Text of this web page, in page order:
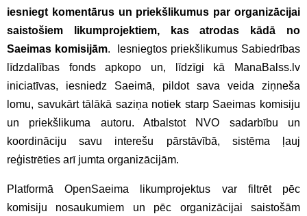
iesniegt komentārus un priekšlikumus par organizācijai
saistošiem likumprojektiem, kas atrodas kādā no
Saeimas komisijām. Iesniegtos priekšlikumus Sabiedrības
līdzdalības fonds apkopo un, līdzīgi kā ManaBalss.lv
iniciatīvas, iesniedz Saeimā, pildot sava veida ziņneša
lomu, savukārt tālākā saziņa notiek starp Saeimas komisiju
un priekšlikuma autoru. Atbalstot NVO sadarbību un
koordināciju savu interešu pārstāvībā, sistēma ļauj
reģistrēties arī jumta organizācijām.
Platformā OpenSaeima likumprojektus var filtrēt pēc
komisiju nosaukumiem un pēc organizācijai saistošām